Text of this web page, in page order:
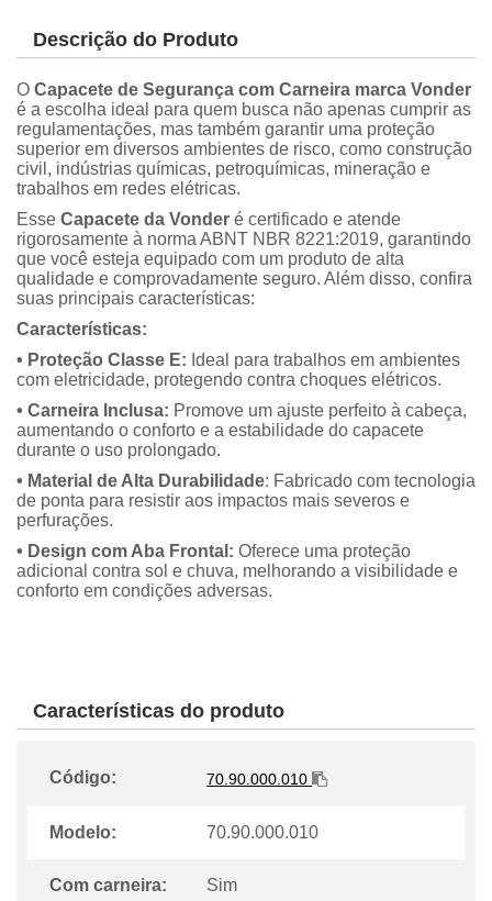
Descrição do Produto
O Capacete de Segurança com Carneira marca Vonder
é a escolha ideal para quem busca não apenas cumprir as
regulamentações, mas também garantir uma proteção
superior em diversos ambientes de risco, como construção
civil, indústrias químicas, petroquímicas, mineração e
trabalhos em redes elétricas.
Esse Capacete da Vonder é certificado e atende
rigorosamente à norma ABNT NBR 8221:2019, garantindo
que você esteja equipado com um produto de alta
qualidade e comprovadamente seguro. Além disso, confira
suas principais características:
Características:
• Proteção Classe E: Ideal para trabalhos em ambientes
com eletricidade, protegendo contra choques elétricos.
• Carneira Inclusa: Promove um ajuste perfeito à cabeça,
aumentando o conforto e a estabilidade do capacete
durante o uso prolongado.
• Material de Alta Durabilidade: Fabricado com tecnologia
de ponta para resistir aos impactos mais severos e
perfurações.
• Design com Aba Frontal: Oferece uma proteção
adicional contra sol e chuva, melhorando a visibilidade e
conforto em condições adversas.
Características do produto
Código: 70.90.000.010
Modelo: 70.90.000.010
Com carneira: Sim